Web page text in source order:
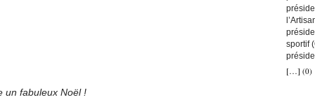
un fabuleux Noël !
sportif
a
[…] (0)